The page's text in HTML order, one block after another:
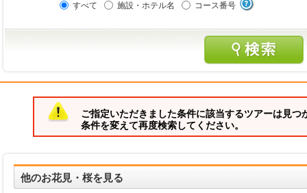
すべて 施設・ホテル名 コース番号
ご指定いただきました条件に該当するツアーは見つ
条件を変えて再度検索してください。
他のお花見・桜を見る